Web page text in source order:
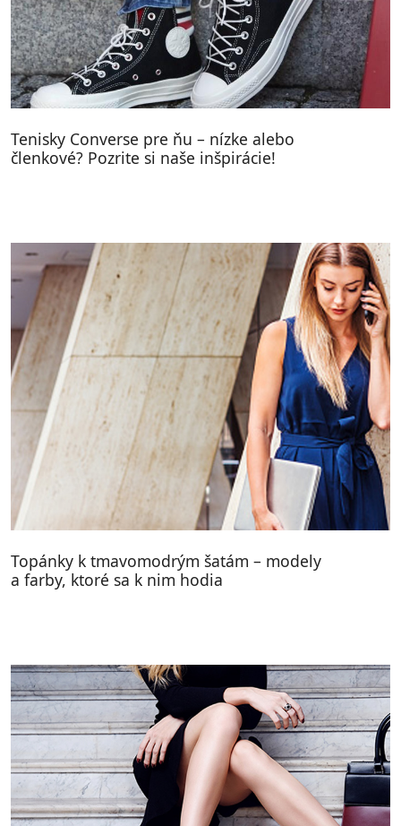
Tenisky Converse pre ňu – nízke alebo
členkové? Pozrite si naše inšpirácie!
Topánky k tmavomodrým šatám – modely
a farby, ktoré sa k nim hodia